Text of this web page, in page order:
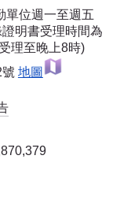
單位週一至週五
明書受理時間為
理至晚上8時)
地圖